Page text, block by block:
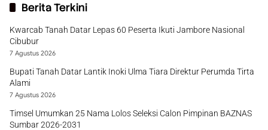
Berita Terkini
Kwarcab Tanah Datar Lepas 60 Peserta Ikuti Jambore Nasional
Cibubur
7 Agustus 2026
Bupati Tanah Datar Lantik Inoki Ulma Tiara Direktur Perumda Tirta
Alami
7 Agustus 2026
Timsel Umumkan 25 Nama Lolos Seleksi Calon Pimpinan BAZNAS
Sumbar 2026-2031